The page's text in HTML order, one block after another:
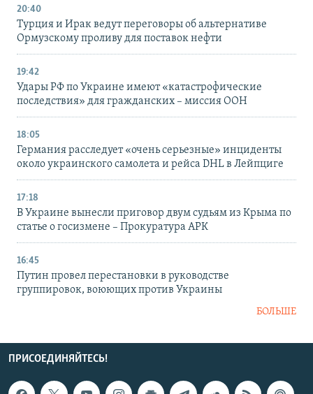
20:40
Турция и Ирак ведут переговоры об альтернативе
Ормузскому проливу для поставок нефти
19:42
Удары РФ по Украине имеют «катастрофические
последствия» для гражданских – миссия ООН
18:05
Германия расследует «очень серьезные» инциденты
около украинского самолета и рейса DHL в Лейпциге
17:18
В Украине вынесли приговор двум судьям из Крыма по
статье о госизмене – Прокуратура АРК
16:45
Путин провел перестановки в руководстве
группировок, воюющих против Украины
БОЛЬШЕ
ПРИСОЕДИНЯЙТЕСЬ!